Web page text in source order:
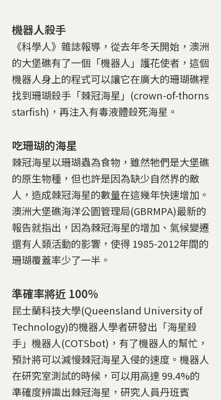
機器人殺手
《科學人》雜誌報導，從去年冬天開始，澳洲
的大堡礁有了一個「機器人」護花使者，這個
機器人身上的程式可以讓它在廣大的珊瑚礁裡
找到珊瑚殺手「棘冠海星」(crown-of-thorns
starfish)，再注入有毒液體殺死海星。
吃珊瑚的海星
棘冠海星以珊瑚蟲為食物，雖然牠們是大堡礁
的原生物種，但也許是因為缺少自然界的敵
人，造成棘冠海星的數量在這幾年快速增加。
澳洲大堡礁海洋公園管理局(GBRMPA)最新的
報告就指出，因為棘冠海星的增加、氣候變遷
還有人類活動的影響，使得 1985-2012年間的
珊瑚覆蓋率少了一半。
準確率將近 100%
昆士蘭科技大學(Queensland University of
Technology)的機器人學者研發出「海星殺
手」機器人(COTSbot)，有了機器人的幫忙，
預計將可以減慢棘冠海星入侵的速度。機器人
在研究室測試的時候，可以用高達 99.4%的
準確度辨識出棘冠海星，研究人員丹班賓